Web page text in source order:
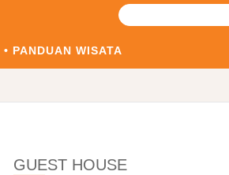
PANDUAN WISATA
GUEST HOUSE